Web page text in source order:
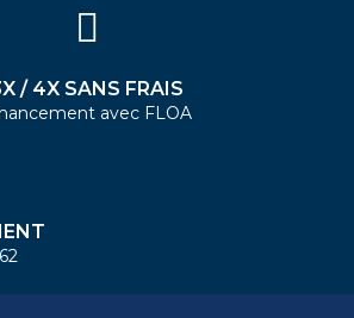
/ 4X SANS FRAIS
avec FLOA